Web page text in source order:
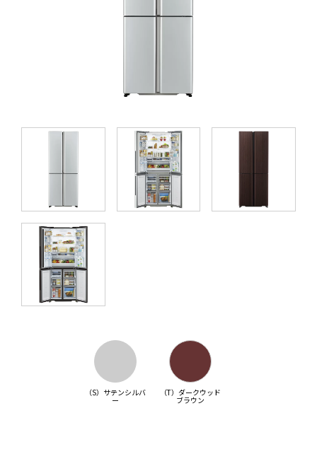
（S）サテンシルバ
ー
（T）ダークウッド
ブラウン